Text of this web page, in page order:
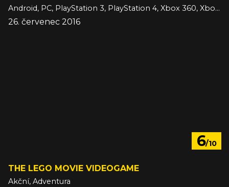
Android, PC, PlayStation 3, PlayStation 4, Xbox 360, Xbox One, iOS
26. červenec 2016
6/10
THE LEGO MOVIE VIDEOGAME
Akční, Adventura